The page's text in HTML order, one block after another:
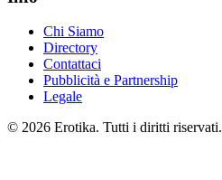
Chi Siamo
Directory
Contattaci
Pubblicità e Partnership
Legale
© 2026 Erotika. Tutti i diritti riservati.